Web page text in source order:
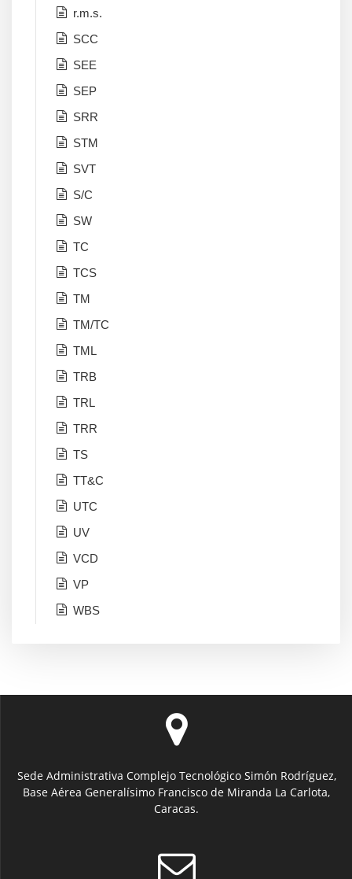
r.m.s.
SCC
SEE
SEP
SRR
STM
SVT
S/C
SW
TC
TCS
TM
TM/TC
TML
TRB
TRL
TRR
TS
TT&C
UTC
UV
VCD
VP
WBS
Sede Administrativa Complejo Tecnológico Simón Rodríguez,
Base Aérea Generalísimo Francisco de Miranda La Carlota,
Caracas.